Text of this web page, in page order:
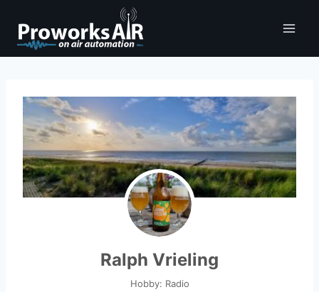
naar
inhoud
Ralph Vrieling
Hobby: Radio